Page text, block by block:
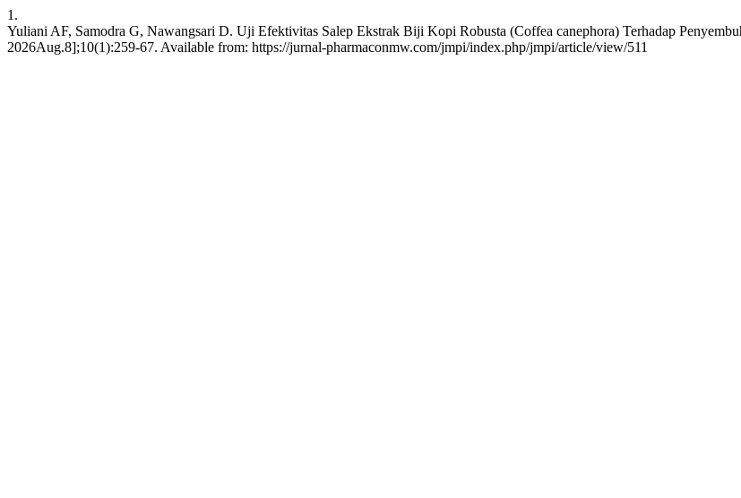
1.
Yuliani AF, Samodra G, Nawangsari D. Uji Efektivitas Salep Ekstrak Biji Kopi Robusta (Coffea canephora) Terhadap
2026Aug.8];10(1):259-67. Available from: https://jurnal-pharmaconmw.com/jmpi/index.php/jmpi/article/view/511